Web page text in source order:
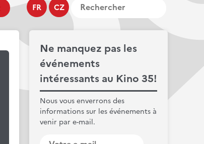
FR CZ
Ne manquez pas les
événements
intéressants au Kino 35!
Nous vous enverrons des
informations sur les événements à
venir par e-mail.